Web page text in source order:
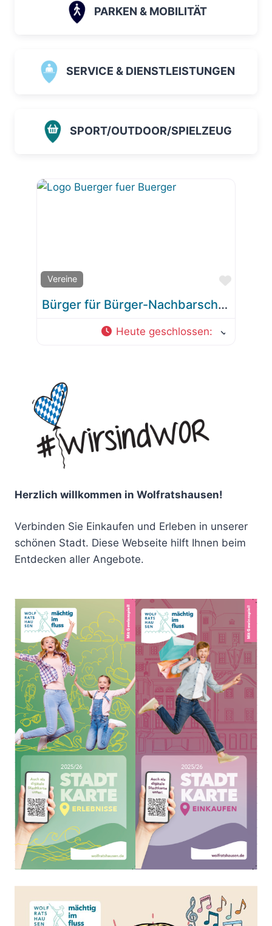
PARKEN & MOBILITÄT
SERVICE & DIENSTLEISTUNGEN
SPORT/OUTDOOR/SPIELZEUG
Vereine
Favorit
Bürger für Bürger-Nachbarschaftshilfe Wolfratshausen e.V.
Heute geschlossen:
Herzlich willkommen in Wolfratshausen!
Verbinden Sie Einkaufen und Erleben in unserer
schönen Stadt. Diese Webseite hilft Ihnen beim
Entdecken aller Angebote.